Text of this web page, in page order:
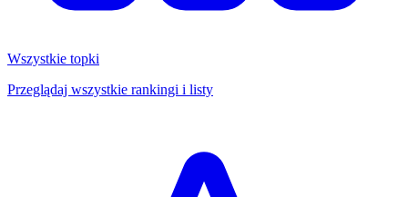
Wszystkie topki
Przeglądaj wszystkie rankingi i listy